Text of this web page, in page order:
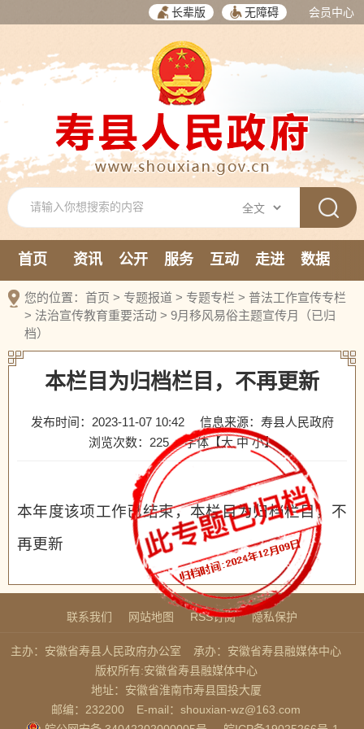
长辈版 无障碍 会员中心
首页 资讯 公开 服务 互动 走进
数据
新媒体
您的位置： 首页 > 专题报道 > 专题专栏 > 普法工作宣传专栏
> 法治宣传教育重要活动 > 9月移风易俗主题宣传月（已归
档）
本栏目为归档栏目，不再更新
发布时间：2023-11-07 10:42
信息来源：寿县人民政府
浏览次数： 225 字体【大 中 小】
本年度该项工作已结束，本栏目为归档栏目，不
再更新
联系我们 网站地图 RSS订阅 隐私保护
主办：安徽省寿县人民政府办公室
承办：安徽省寿县融媒体中心
版权所有:安徽省寿县融媒体中心
地址：安徽省淮南市寿县国投大厦
邮编：232200
E-mail：shouxian-wz@163.com